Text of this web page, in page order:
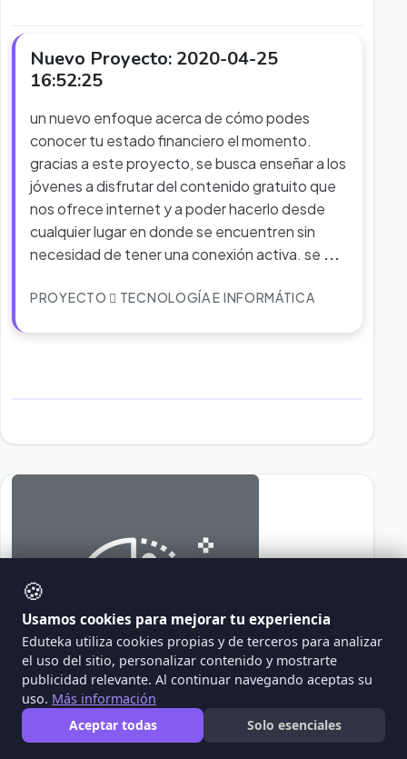
Nuevo Proyecto: 2020-04-25
16:52:25
un nuevo enfoque acerca de cómo podes
conocer tu estado financiero el momento.
gracias a este proyecto, se busca enseñar a los
jóvenes a disfrutar del contenido gratuito que
nos ofrece internet y a poder hacerlo desde
cualquier lugar en donde se encuentren sin
necesidad de tener una conexión activa. se ...
PROYECTO TECNOLOGÍA E INFORMÁTICA
🍪
Usamos cookies para mejorar tu experiencia
Eduteka utiliza cookies propias y de terceros para analizar
el uso del sitio, personalizar contenido y mostrarte
publicidad relevante. Al continuar navegando aceptas su
uso. Más información
Aceptar todas
Solo esenciales